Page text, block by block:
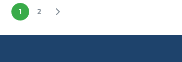
1 2